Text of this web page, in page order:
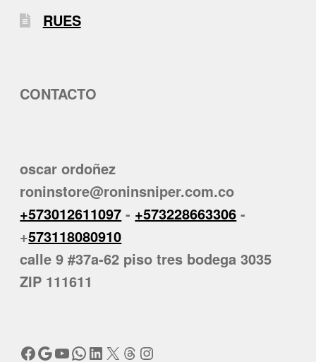
RUES
CONTACTO
oscar ordoñez
roninstore@roninsniper.com.co
+573012611097 - +573228663306 -
+573118080910
calle 9 #37a-62 piso tres bodega 3035
ZIP 111611
Facebook
Google
YouTube
WhatsApp
LinkedIn
X Threads
Instagram